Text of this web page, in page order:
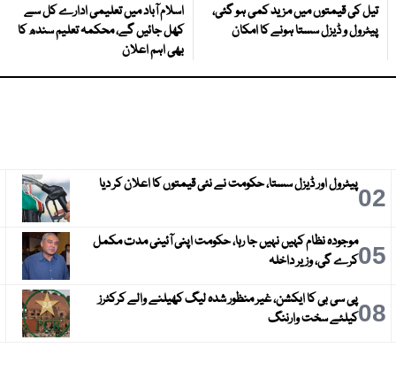
تیل کی قیمتوں میں مزید کمی ہو گئی،
پیٹرول و ڈیزل سستا ہونے کا امکان
اسلام آباد میں تعلیمی ادارے کل سے
کھل جائیں گے، محکمہ تعلیم سندھ کا
بھی اہم اعلان
02پیٹرول اور ڈیزل سستا، حکومت نے نئی قیمتوں کا اعلان کر دیا
05موجودہ نظام کہیں نہیں جا رہا، حکومت اپنی آئینی مدت مکمل
کرے گی، وزیر داخلہ
08پی سی بی کا ایکشن، غیر منظور شدہ لیگ کھیلنے والے کرکٹرز
کیلئے سخت وارننگ